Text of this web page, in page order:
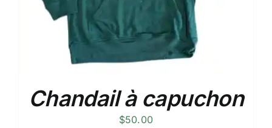
Chandail à capuchon
$50.00